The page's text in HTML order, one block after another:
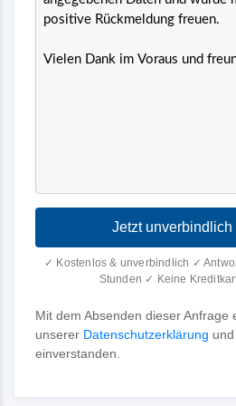
Jetzt unverbindlich
✓ Kostenlos & unverbindlich ✓
Stunden ✓ Keine
Mit dem Absenden dieser Anfrage
unserer Datenschutzerklärung
einverstanden.